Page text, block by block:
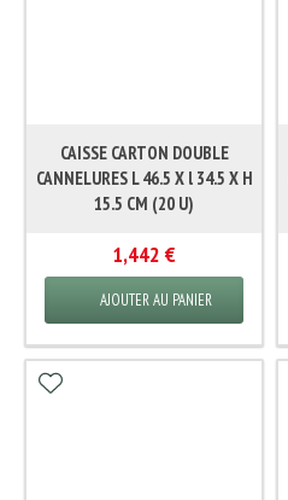
CAISSE CARTON DOUBLE
CANNELURES L 46.5 X l 34.5 X H
15.5 CM (20 U)
1,442 €
AJOUTER AU PANIER